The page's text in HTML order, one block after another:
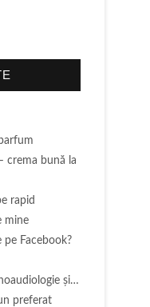
crema bună la
rapid
mine
Facebook?
și…
preferat